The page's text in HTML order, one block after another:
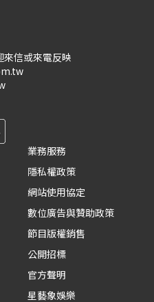
來信或來電反映
業務服務
隱私權政策
網站使用協定
數位廣告與贊助政策
節目版權銷售
公開招標
官方聲明
星藝象娛樂